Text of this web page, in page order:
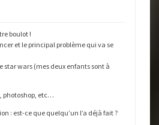
boulot !
et le principal problème qui va se
star wars (mes deux enfants sont à
photoshop, etc…
: est-ce que quelqu’un l’a déjà fait ?